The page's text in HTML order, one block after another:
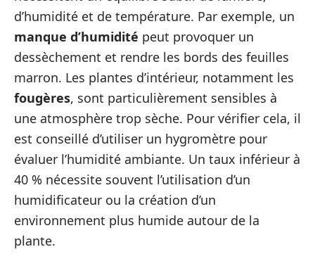
d’humidité et de température. Par exemple, un
manque d’humidité peut provoquer un
dessèchement et rendre les bords des feuilles
marron. Les plantes d’intérieur, notamment les
fougères, sont particulièrement sensibles à
une atmosphère trop sèche. Pour vérifier cela, il
est conseillé d’utiliser un hygromètre pour
évaluer l’humidité ambiante. Un taux inférieur à
40 % nécessite souvent l’utilisation d’un
humidificateur ou la création d’un
environnement plus humide autour de la
plante.